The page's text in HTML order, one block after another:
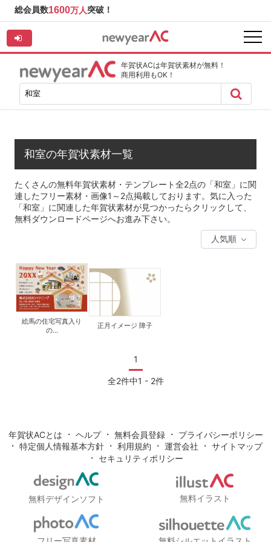
総会員数1600万人突破！
年賀状ACは年賀状素材が無料！
商用利用もOK！
和室の年賀状素材一覧
たくさんの無料年賀状素材・テンプレート全2点の「和室」に関
連したフリー素材・画像1～2点掲載しております。気に入った
「和室」に関連した年賀状素材が見つかったらクリックして、
無料ダウンロードページへお進み下さい。
絵馬の住宅写真入り
の...
正月イメージ 障子
1
全2件中1 - 2件
年賀状ACとは ・ ヘルプ・ 無料会員登録・ プライバシーポリシー
・ 特定個人情報基本方針 ・ 利用規約 ・ 運営会社 ・ サイトマップ
・ セキュリティポリシー
無料デザインソフト 無料イラスト